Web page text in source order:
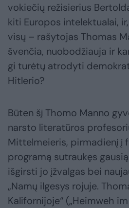
vokiečių režisierius
kiti Europos intelektualai,
visų – rašytojas Thomas
švenčia, nuobodžiauja ir
gi turėtų atrodyti
Hitlerio?
Būten šį Thomo Manno
narsto literatūros
Mittelmeieris, pirmadienį į
programą sutraukęs
išgirsti jo įžvalgas bei
„Namų ilgesys rojuje.
Kalifornijoje“ („Heimweh